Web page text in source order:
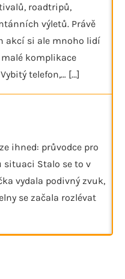
roadtripů,
výletů. Právě
akcí si ale mnoho lidí
komplikace
telefon,… [...]
ihned: průvodce pro
situaci Stalo se to v
vydala podivný zvuk,
se začala rozlévat